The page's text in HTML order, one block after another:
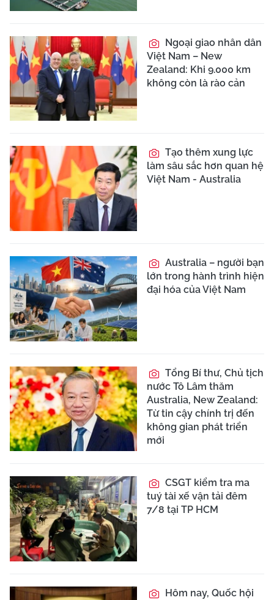
Ngoại giao nhân dân
Việt Nam – New
Zealand: Khi 9.000 km
không còn là rào cản
Tạo thêm xung lực
làm sâu sắc hơn quan hệ
Việt Nam - Australia
Australia – người bạn
lớn trong hành trình hiện
đại hóa của Việt Nam
Tổng Bí thư, Chủ tịch
nước Tô Lâm thăm
Australia, New Zealand:
Từ tin cậy chính trị đến
không gian phát triển
mới
CSGT kiểm tra ma
tuý tài xế vận tải đêm
7/8 tại TP HCM
Hôm nay, Quốc hội